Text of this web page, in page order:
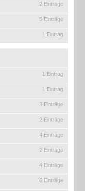
2 Einträge
5 Einträge
1 Eintrag
1 Eintrag
1 Eintrag
3 Einträge
2 Einträge
4 Einträge
2 Einträge
4 Einträge
6 Einträge